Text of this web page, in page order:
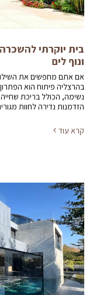
ונוף לים
אם אתם מחפשים את השילוב
בהרצליה פיתוח הוא הפתרון
נשימה, הכולל בריכת שחייה
הזדמנות נדירה לחוות
קרא עוד